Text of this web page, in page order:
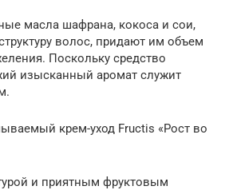
масла шафрана, кокоса и сои,
волос, придают им объем
Поскольку средство
изысканный аромат служит
крем-уход Fructis «Рост во
и приятным фруктовым